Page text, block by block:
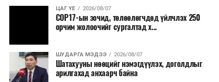
шийдвэртэйгээс бусад хурал, зөвлөгөөн, ой,
тэмдэглэлт өдөр, найр наадам, соёлын арга
Урьдчилан төлөвлөсөн төрийн өндөр албан
тушаалтны томилолтоос бусад гадаад
томилолт, гадаадын зочин хүлээн авах зардал;
ЦАГ ҮЕ 2026/08/07
COP17-ын зочид, төлөөлөгчдөд үйлчлэх 250
орчим жолоочийг сургалтад х...
ШУДАРГА МЭДЭЭ 2026/08/07
Шатахууны нөөцийг нэмэгдүүлэх, доголдлыг
арилгахад анхаарч байна